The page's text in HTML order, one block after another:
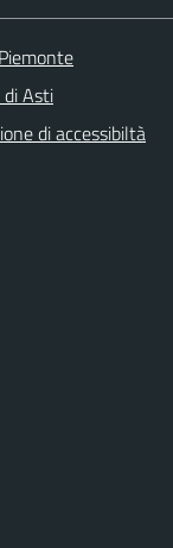
di Asti
di accessibiltà